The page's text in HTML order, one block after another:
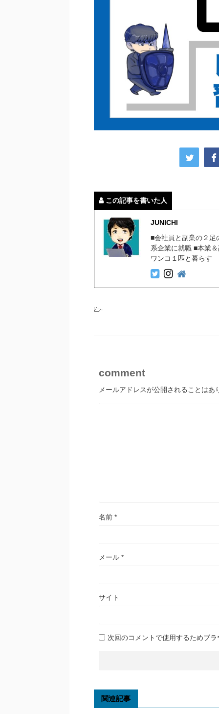
この記事を書いた人
JUNICHI
■会社員と副業の２足
系企業に就職 ■本業
ワンコ１匹と暮らす
-
comment
メールアドレスが公開されることはあ
名前 *
メール *
サイト
次回のコメントで使用するためブ
関連記事